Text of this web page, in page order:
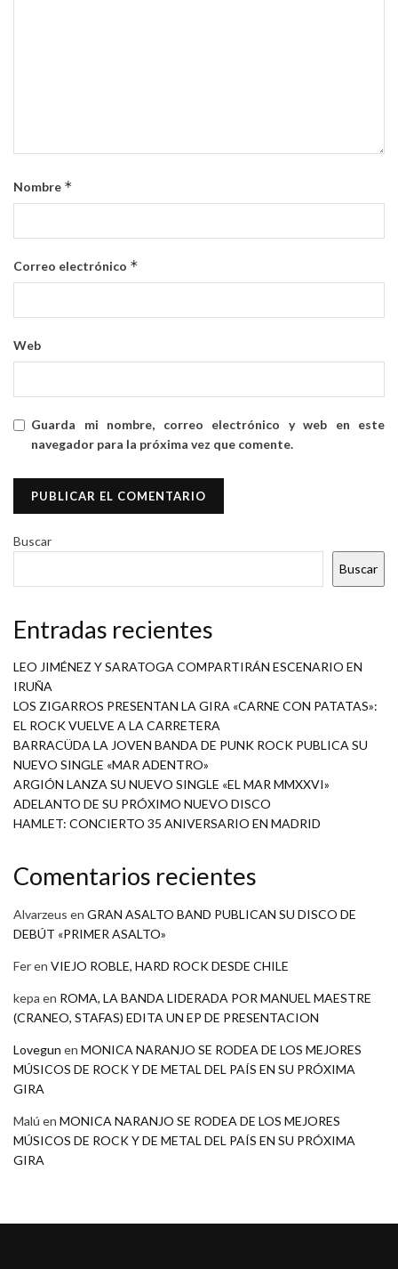
Nombre *
Correo electrónico *
Web
Guarda mi nombre, correo electrónico y web en este
navegador para la próxima vez que comente.
Buscar
Buscar
Entradas recientes
LEO JIMÉNEZ Y SARATOGA COMPARTIRÁN ESCENARIO EN
IRUÑA
LOS ZIGARROS PRESENTAN LA GIRA «CARNE CON PATATAS»:
EL ROCK VUELVE A LA CARRETERA
BARRACÜDA LA JOVEN BANDA DE PUNK ROCK PUBLICA SU
NUEVO SINGLE «MAR ADENTRO»
ARGIÓN LANZA SU NUEVO SINGLE «EL MAR MMXXVI»
ADELANTO DE SU PRÓXIMO NUEVO DISCO
HAMLET: CONCIERTO 35 ANIVERSARIO EN MADRID
Comentarios recientes
Alvarzeus en GRAN ASALTO BAND PUBLICAN SU DISCO DE
DEBÚT «PRIMER ASALTO»
Feren VIEJO ROBLE, HARD ROCK DESDE CHILE
kepa en ROMA, LA BANDA LIDERADA POR MANUEL MAESTRE
(CRANEO, STAFAS) EDITA UN EP DE PRESENTACION
Lovegun en MONICA NARANJO SE RODEA DE LOS MEJORES
MÚSICOS DE ROCK Y DE METAL DEL PAÍS EN SU PRÓXIMA
GIRA
Malú en MONICA NARANJO SE RODEA DE LOS MEJORES
MÚSICOS DE ROCK Y DE METAL DEL PAÍS EN SU PRÓXIMA
GIRA